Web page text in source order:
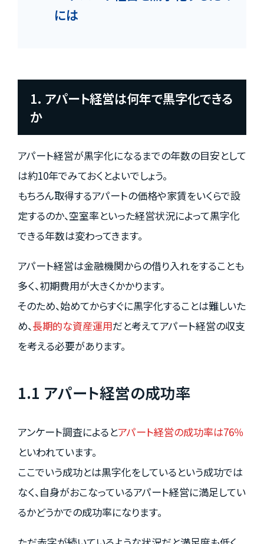
には
1. アパート経営は何年で黒字化できる
か
アパート経営が黒字化になるまでの年数の目安として
は約10年でみておくとよいでしょう。
もちろん取得するアパートの価格や家賃をいくらで設
定するのか、空室率といった経営状況によって黒字化
できる年数は変わってきます。
アパート経営は金融機関からの借り入れをすることも
多く、初期費用が大きくかかります。
そのため、始めてからすぐに黒字化することは難しいた
め、長期的な資産運用だと考えてアパート経営の収支
を考える必要があります。
1.1 アパート経営の成功率
アンケート調査によるとアパート経営の成功率は76％
といわれています。
ここでいう成功とは黒字化をしているという成功では
なく、自身がおこなっているアパート経営に満足してい
るかどうかでの成功率になります。